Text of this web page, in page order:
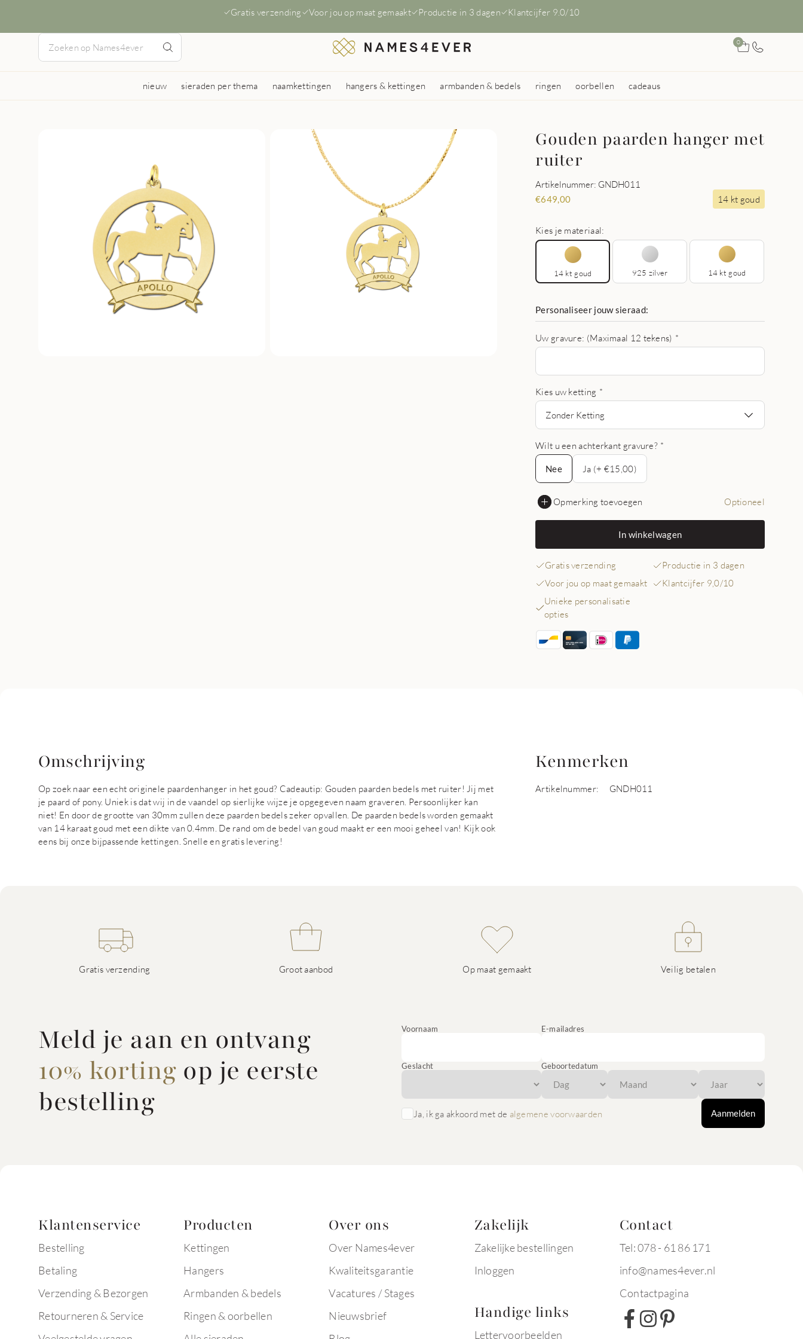
Gratis verzending Voor jou op maat gemaakt Productie in 3 dagen Klantcijfer 9.0/10
0
nieuw sieraden per thema naamkettingen hangers & kettingen armbanden & bedels ringen oorbellen cadeaus
Gouden paarden hanger met
ruiter
Artikelnummer: GNDH011
€649,00 14 kt goud
Kies je materiaal:
14 kt goud 925 zilver 14 kt goud
Personaliseer jouw sieraad:
Uw gravure: (Maximaal 12 tekens) *
Kies uw ketting *
Zonder Ketting
Wilt u een achterkant gravure? *
Nee
Nee
Ja (+ €15,00)
Opmerking toevoegen Optioneel
In winkelwagen
Gratis verzending
Productie in 3 dagen
Voor jou op maat gemaakt
Klantcijfer 9,0/10
Unieke personalisatie
opties
Omschrijving
Op zoek naar een echt originele paardenhanger in het goud? Cadeautip: Gouden paarden bedels met ruiter! Jij met
je paard of pony. Uniek is dat wij in de vaandel op sierlijke wijze je opgegeven naam graveren. Persoonlijker kan
niet! En door de grootte van 30mm zullen deze paarden bedels zeker opvallen. De paarden bedels worden gemaakt
van 14 karaat goud met een dikte van 0.4mm. De rand om de bedel van goud maakt er een mooi geheel van! Kijk ook
eens bij onze bijpassende kettingen. Snelle en gratis levering!
Kenmerken
Artikelnummer: GNDH011
Gratis verzending Groot aanbod Op maat gemaakt Veilig betalen
Meld je aan en ontvang
10% korting op je eerste
bestelling
Voornaam E-mailadres
Geslacht Geboortedatum
Ja, ik ga akkoord met de algemene voorwaarden Aanmelden
Klantenservice
Bestelling
Betaling
Verzending & Bezorgen
Retourneren & Service
Producten
Kettingen
Hangers
Armbanden & bedels
Ringen & oorbellen
Over ons
Over Names4ever
Kwaliteitsgarantie
Vacatures / Stages
Nieuwsbrief
Zakelijk
Zakelijke bestellingen
Inloggen
Handige links
Lettervoorbeelden
Contact
Tel: 078 - 61 86 171
info@names4ever.nl
Contactpagina